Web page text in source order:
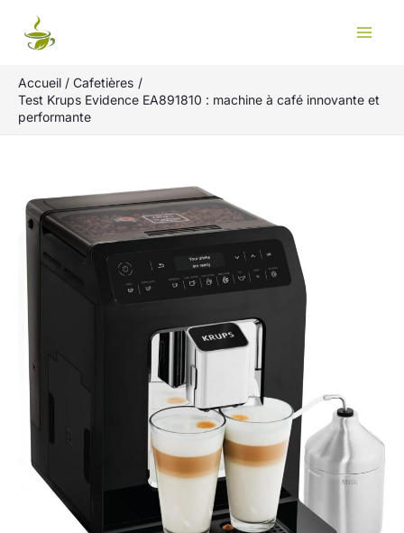
Accueil
Cafetières
Test Krups Evidence EA891810 : machine à café innovante et
performante